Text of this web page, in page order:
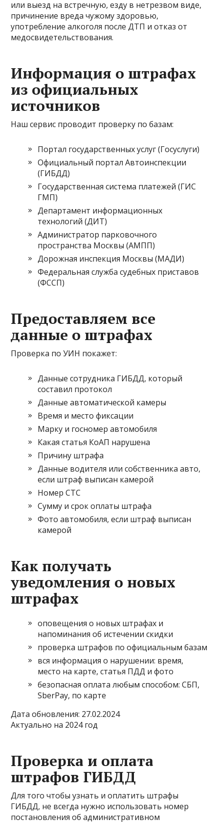
или выезд на встречную, езду в нетрезвом виде,
причинение вреда чужому здоровью,
употребление алкоголя после ДТП и отказ от
медосвидетельствования.
Информация о штрафах
из официальных
источников
Наш сервис проводит проверку по базам:
Портал государственных услуг (Госуслуги)
Официальный портал Автоинспекции
(ГИБДД)
Государственная система платежей (ГИС
ГМП)
Департамент информационных
технологий (ДИТ)
Администратор парковочного
пространства Москвы (АМПП)
Дорожная инспекция Москвы (МАДИ)
Федеральная служба судебных приставов
(ФССП)
Предоставляем все
данные о штрафах
Проверка по УИН покажет:
Данные сотрудника ГИБДД, который
составил протокол
Данные автоматической камеры
Время и место фиксации
Марку и госномер автомобиля
Какая статья КоАП нарушена
Причину штрафа
Данные водителя или собственника авто,
если штраф выписан камерой
Номер СТС
Сумму и срок оплаты штрафа
Фото автомобиля, если штраф выписан
камерой
Как получать
уведомления о новых
штрафах
оповещения о новых штрафах и
напоминания об истечении скидки
проверка штрафов по официальным базам
вся информация о нарушении: время,
место на карте, статья ПДД и фото
безопасная оплата любым способом: СБП,
SberPay, по карте
Дата обновления: 27.02.2024
Актуально на 2024 год
Проверка и оплата
штрафов ГИБДД
Для того чтобы узнать и оплатить штрафы
ГИБДД, не всегда нужно использовать номер
постановления об административном